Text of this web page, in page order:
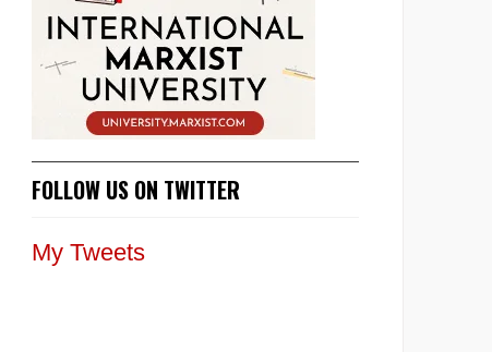
FOLLOW US ON TWITTER
My Tweets